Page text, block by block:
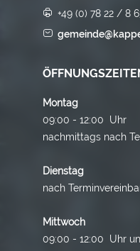
+49 (0) 78 22 / 8
Montag
09:00 - 12:00 Uhr
nachmittags nach
Dienstag
nach
Mittwoch
09:00 - 12:00 Uhr